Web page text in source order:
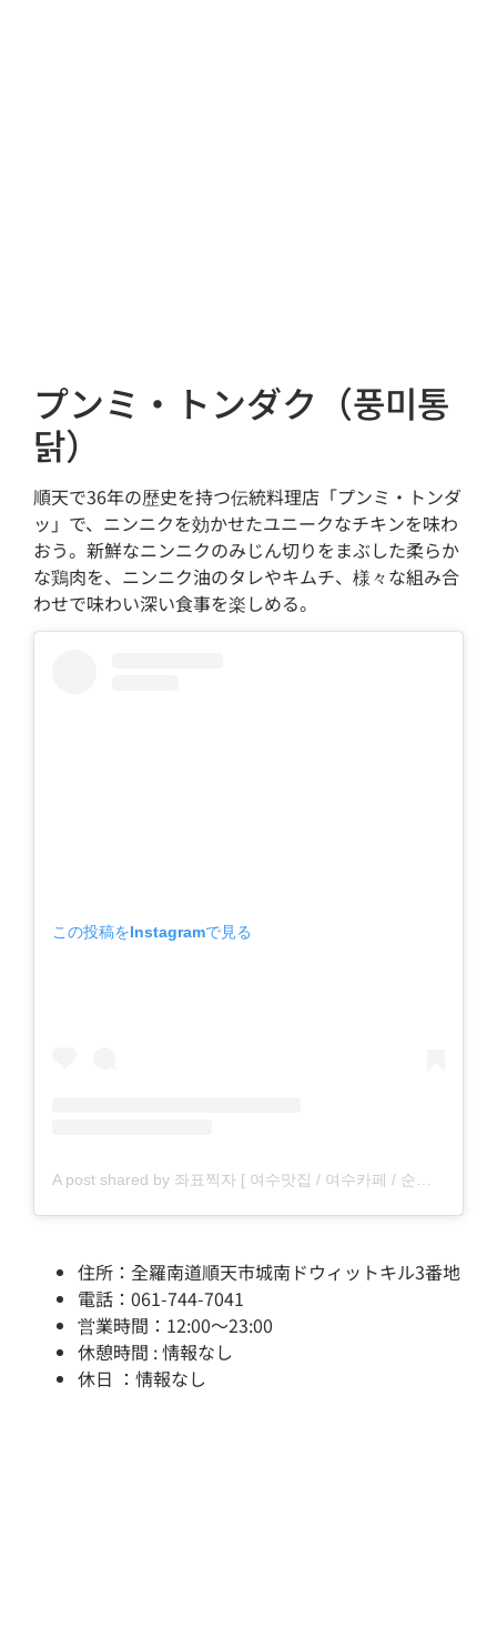
プンミ・トンダク（풍미통
닭）
順天で36年の歴史を持つ伝統料理店「プンミ・トンダ
ッ」で、ニンニクを効かせたユニークなチキンを味わ
おう。新鮮なニンニクのみじん切りをまぶした柔らか
な鶏肉を、ニンニク油のタレやキムチ、様々な組み合
わせで味わい深い食事を楽しめる。
この投稿をInstagramで見る
住所：全羅南道順天市城南ドウィットキル3番地
電話：061-744-7041
営業時間：12:00～23:00
休憩時間 : 情報なし
休日 ：情報なし